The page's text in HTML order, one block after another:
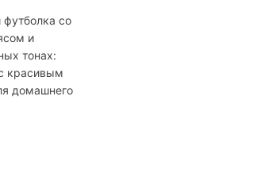
со
и
тонах:
красивым
домашнего